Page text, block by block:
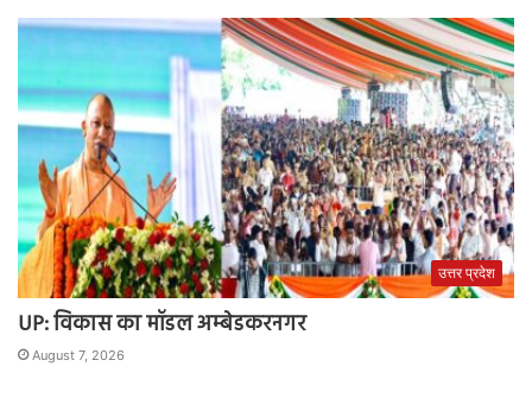
उत्तर प्रदेश
UP: विकास का मॉडल अम्बेडकरनगर
August 7, 2026